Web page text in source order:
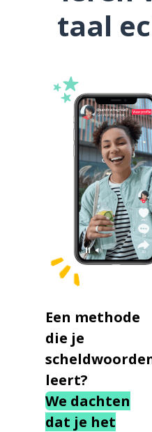
taal
Een methode
die je
leert?
We dachten
dat je het